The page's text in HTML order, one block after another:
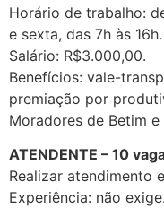
Horário de trabalho:
e sexta, das 7h às 16h.
Salário: R$3.000,00.
Benefícios: vale-
premiação por
Moradores de Betim e
ATENDENTE – 10
Realizar atendimento
Experiência: não exige.